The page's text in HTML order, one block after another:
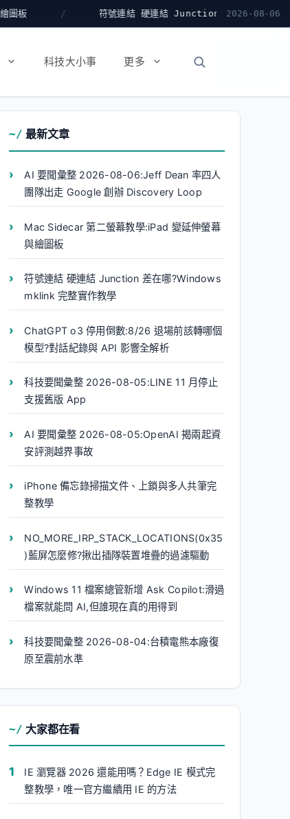
符號連結 硬連結 Junction 差在哪?Windows mklink 完整
2026-08-06
科技大小事 更多
最新文章
AI 要聞彙整 2026-08-06:Jeff Dean 率四人
團隊出走 Google 創辦 Discovery Loop
Mac Sidecar 第二螢幕教學:iPad 變延伸螢幕
與繪圖板
符號連結 硬連結 Junction 差在哪?Windows
mklink 完整實作教學
ChatGPT o3 停用倒數:8/26 退場前該轉哪個
模型?對話紀錄與 API 影響全解析
科技要聞彙整 2026-08-05:LINE 11 月停止
支援舊版 App
AI 要聞彙整 2026-08-05:OpenAI 揭兩起資
安評測越界事故
iPhone 備忘錄掃描文件、上鎖與多人共筆完
整教學
NO_MORE_IRP_STACK_LOCATIONS(0x35
)藍屏怎麼修?揪出插隊裝置堆疊的過濾驅動
Windows 11 檔案總管新增 Ask Copilot:滑過
檔案就能問 AI,但誰現在真的用得到
科技要聞彙整 2026-08-04:台積電熊本廠復
原至震前水準
大家都在看
IE 瀏覽器 2026 還能用嗎？Edge IE 模式完
整教學，唯一官方繼續用 IE 的方法